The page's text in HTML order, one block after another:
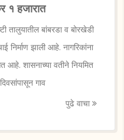
१ हजारात
बांबरडा व बोरखेडी
निर्माण झाली आहे. नागरिकांना
आहे. शासनाच्या वतीने नियमित
गाव
पुढे वाचा